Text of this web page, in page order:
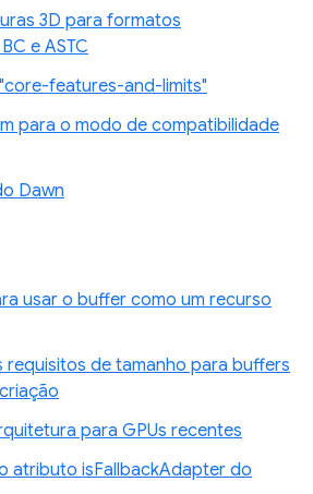
3D para formatos
e ASTC
features-and-limits"
para o modo de compatibilidade
Dawn
usar o buffer como um recurso
requisitos de tamanho para buffers
para GPUs recentes
atributo isFallbackAdapter do